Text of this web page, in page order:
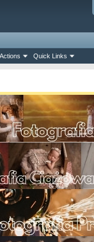
Quick Links